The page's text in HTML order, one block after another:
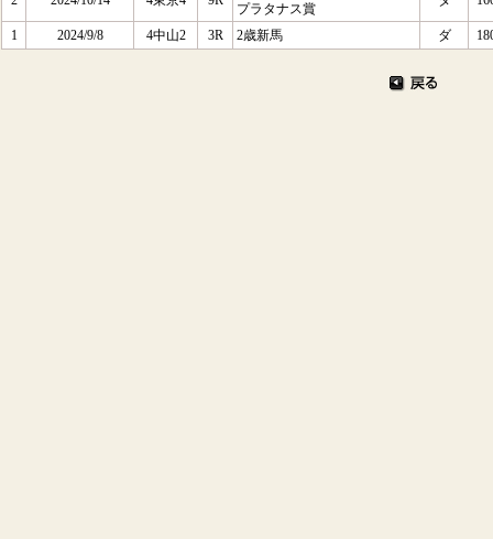
プラタナス賞
1 2024/9/8 4中山2 3R 2歳新馬 ダ